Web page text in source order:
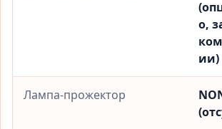
о,
ии)
Лампа-прожектор